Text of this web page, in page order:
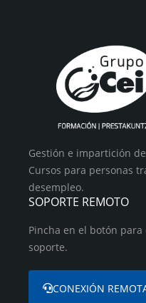
Gestión e impartición
Cursos para personas
desempleo.
SOPORTE REMOTO
Pincha en el botón
soporte.
CONEXIÓN